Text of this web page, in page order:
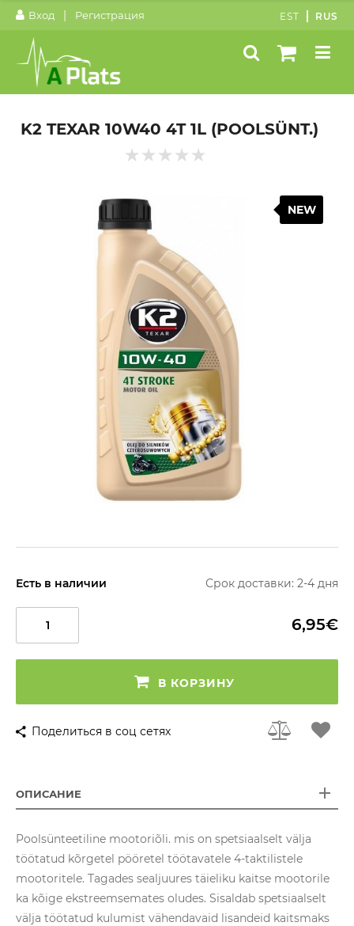
Вход | Регистрация EST RUS
K2 TEXAR 10W40 4T 1L (POOLSÜNT.)
NEW
Есть в наличии Срок доставки: 2-4 дня
6,95€
В КОРЗИНУ
Поделиться в соц сетях
ОПИСАНИЕ
Poolsünteetiline mootoriõli. mis on spetsiaalselt välja
töötatud kõrgetel pööretel töötavatele 4-taktilistele
mootoritele. Tagades sealjuures täieliku kaitse mootorile
ka kõige ekstreemsemates oludes. Sisaldab spetsiaalselt
välja töötatud kulumist vähendavaid lisandeid kaitsmaks